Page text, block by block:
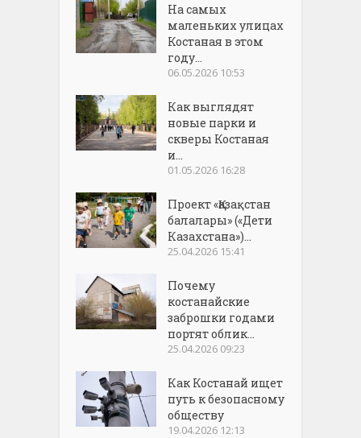
На самых
маленьких улицах
Костаная в этом
году...
06.05.2026 10:53
Как выглядят
новые парки и
скверы Костаная
и...
01.05.2026 16:28
Проект «Қазақстан
балалары» («Дети
Казахстана»)...
25.04.2026 15:41
Почему
костанайские
заброшки годами
портят облик...
25.04.2026 09:23
Как Костанай ищет
путь к безопасному
обществу
19.04.2026 12:13